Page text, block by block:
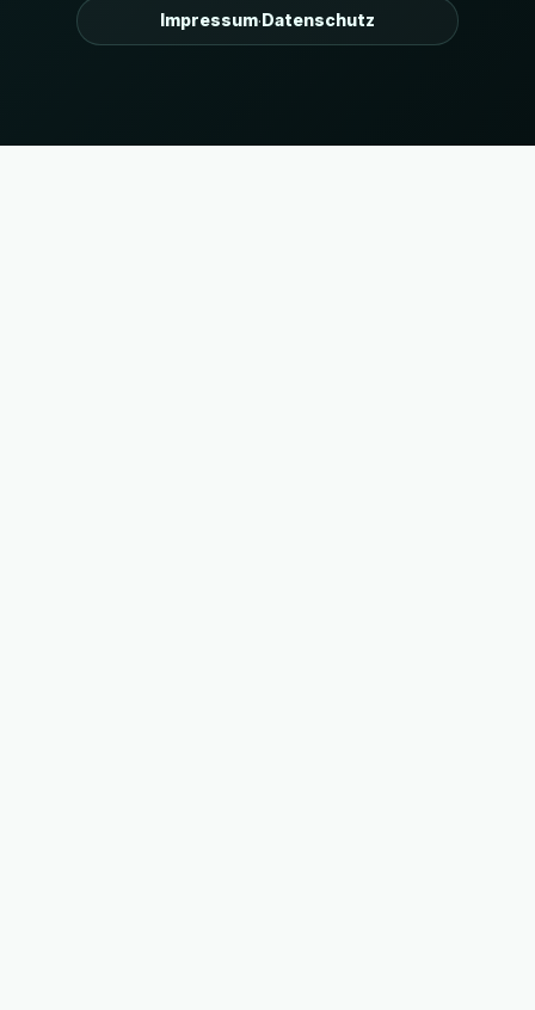
Impressum·Datenschutz